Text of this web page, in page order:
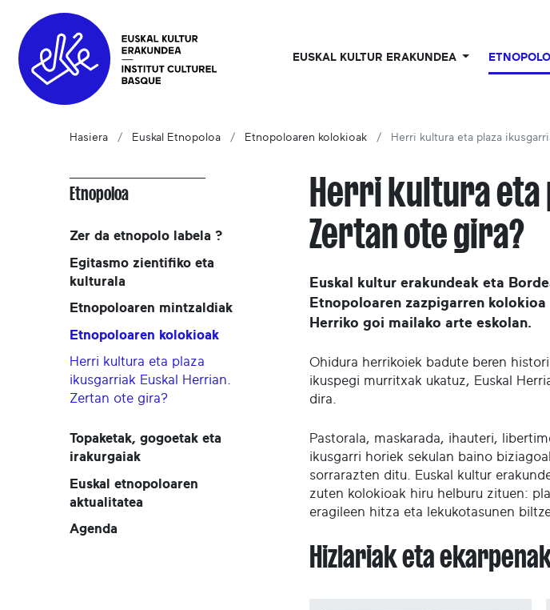
EUSKAL KULTUR ERAKUNDEA
Hasiera Euskal Etnopoloa Etnopoloaren kolokioak Herri kultura eta plaza
Herri kultura eta
Zertan ote gira?
Euskal kultur erakundeak eta
Etnopoloaren zazpigarren
Herriko goi mailako arte eskolan.
Ohidura herrikoiek badute beren
ikuspegi murritxak ukatuz, Euskal
dira.
Pastorala, maskarada, ihauteri,
ikusgarri horiek sekulan baino
sorrarazten ditu. Euskal kultur
zuten kolokioak hiru helburu zituen:
eragileen hitza eta lekukotasunen
Hizlariak eta
Etnopoloa
Zer da etnopolo labela ?
Egitasmo zientifiko eta
kulturala
Etnopoloaren mintzaldiak
Etnopoloaren kolokioak
Herri kultura eta plaza
ikusgarriak Euskal Herrian.
Zertan ote gira?
Topaketak, gogoetak eta
irakurgaiak
Euskal etnopoloaren
aktualitatea
Agenda